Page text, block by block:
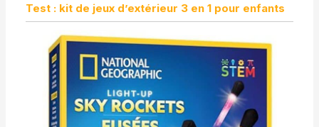
Test : kit de jeux d’extérieur 3 en 1 pour enfants